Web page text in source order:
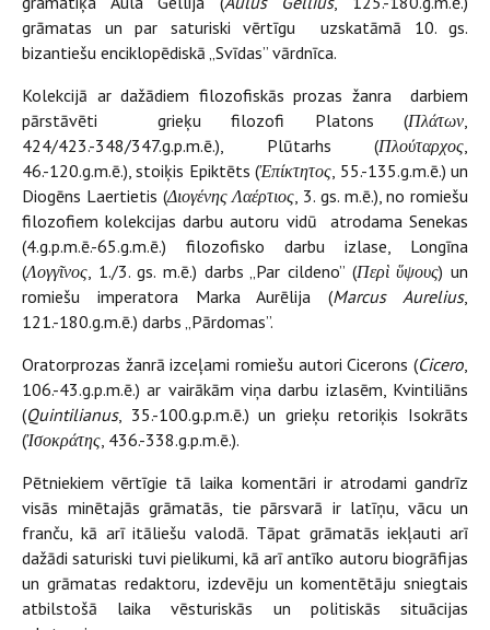
grāmatas un par saturiski vērtīgu uzskatāmā 10. gs.
bizantiešu enciklopēdiskā „Svīdas” vārdnīca.
Kolekcijā ar dažādiem filozofiskās prozas žanra darbiem
pārstāvēti grieķu filozofi Platons (Πλάτων,
424/423.-348/347.g.p.m.ē.), Plūtarhs (Πλούταρχος,
46.-120.g.m.ē.), stoiķis Epiktēts (Ἐπίκτητος, 55.-135.g.m.ē.) un
Diogēns Laertietis (Διογένης Λαέρτιος, 3. gs. m.ē.), no romiešu
filozofiem kolekcijas darbu autoru vidū atrodama Senekas
(4.g.p.m.ē.-65.g.m.ē.) filozofisko darbu izlase, Longīna
(Λογγῖνος, 1./3. gs. m.ē.) darbs „Par cildeno” (Περὶ ὕψους) un
romiešu imperatora Marka Aurēlija (Marcus Aurelius,
121.-180.g.m.ē.) darbs „Pārdomas”.
Oratorprozas žanrā izceļami romiešu autori Cicerons (Cicero,
106.-43.g.p.m.ē.) ar vairākām viņa darbu izlasēm, Kvintiliāns
(Quintilianus, 35.-100.g.p.m.ē.) un grieķu retoriķis Isokrāts
(Ἰσοκράτης, 436.-338.g.p.m.ē.).
Pētniekiem vērtīgie tā laika komentāri ir atrodami gandrīz
visās minētajās grāmatās, tie pārsvarā ir latīņu, vācu un
franču, kā arī itāliešu valodā. Tāpat grāmatās iekļauti arī
dažādi saturiski tuvi pielikumi, kā arī antīko autoru biogrāfijas
un grāmatas redaktoru, izdevēju un komentētāju sniegtais
atbilstošā laika vēsturiskās un politiskās situācijas